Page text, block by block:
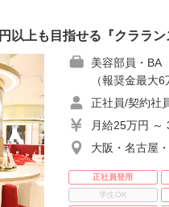
以上も目指せる『クララ
美容部員・BA
（報奨金最大
正社員/契約社
月給25万円 ～
大阪・名古屋
正社員登用
学生OK